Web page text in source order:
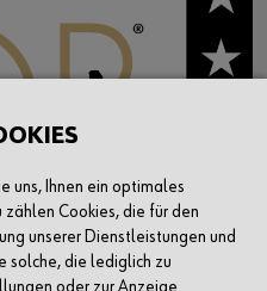
uns, Ihnen ein optimales
Cookies, die für den
unserer Dienstleistungen und
solche, die lediglich zu
oder zur Anzeige